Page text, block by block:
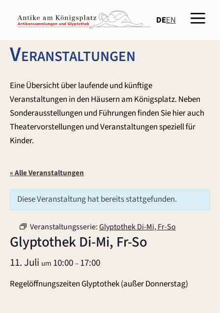
Inhalt
springen
DEEN
Veranstaltungen
Eine Übersicht über laufende und künftige
Veranstaltungen in den Häusern am Königsplatz. Neben
Sonderausstellungen und Führungen finden Sie hier auch
Theatervorstellungen und Veranstaltungen speziell für
Kinder.
« Alle Veranstaltungen
Diese Veranstaltung hat bereits stattgefunden.
Veranstaltungsserie:Glyptothek Di-Mi, Fr-So
Glyptothek Di-Mi, Fr-So
11. Juli um 10:00–17:00
Regelöffnungszeiten Glyptothek (außer Donnerstag)